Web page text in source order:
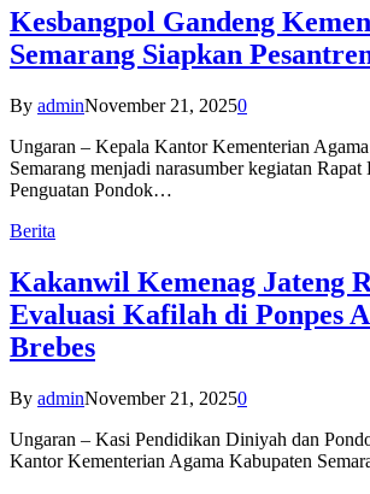
Kesbangpol Gandeng
Semarang Siapkan
By adminNovember 21, 20250
Ungaran – Kepala Kantor Kementerian
Semarang menjadi narasumber kegiatan
Penguatan Pondok…
Berita
Kakanwil Kemenag Jateng
Evaluasi Kafilah di Ponpes
Brebes
By adminNovember 21, 20250
Ungaran – Kasi Pendidikan Diniyah dan
Kantor Kementerian Agama Kabupaten